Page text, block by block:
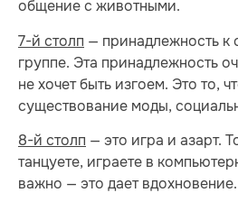
общение с животными.
7-й столп — принадлежность к
группе. Эта принадлежность
не хочет быть изгоем. Это то,
существование моды,
8-й столп — это игра и азарт.
танцуете, играете в
важно — это дает вдохновение.